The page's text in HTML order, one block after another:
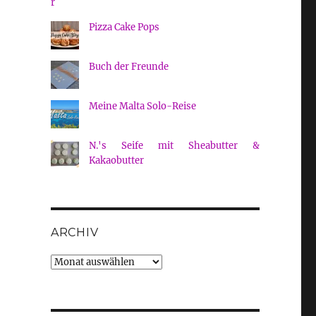
Pizza Cake Pops
Buch der Freunde
Meine Malta Solo-Reise
N.'s Seife mit Sheabutter &
Kakaobutter
ARCHIV
Archiv